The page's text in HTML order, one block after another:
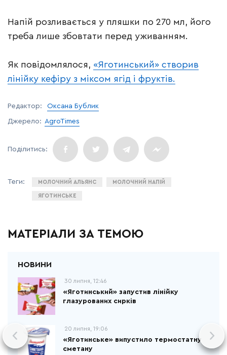
Напій розливається у пляшки по 270 мл, його
треба лише збовтати перед уживанням.
Як повідомлялося, «Яготинський» створив
лінійку кефіру з міксом ягід і фруктів.
Редактор: Оксана Бублик
Джерело: AgroTimes
МОЛОЧНИЙ АЛЬЯНС МОЛОЧНИЙ НАПІЙ
ЯГОТИНСЬКЕ
МАТЕРІАЛИ ЗА ТЕМОЮ
30 липня, 12:46
«Яготинський» запустив лінійку
глазурованих сирків
20 липня, 19:06
«Яготинське» випустило термостатну
сметану